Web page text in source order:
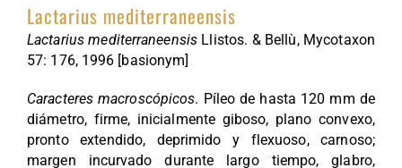
HAZTE SOCIO
FICHAS MICOLÓGICAS
HERBARIO DE HONGOS
Lactarius mediterraneensis
Lactarius mediterraneensisLlistos. & Bellù, Mycotaxon
57: 176, 1996 [basionym]
Caracteres macroscópicos. Píleo de hasta 120 mm de
diámetro, firme, inicialmente giboso, plano convexo,
pronto extendido, deprimido y flexuoso, carnoso;
margen incurvado durante largo tiempo, glabro,